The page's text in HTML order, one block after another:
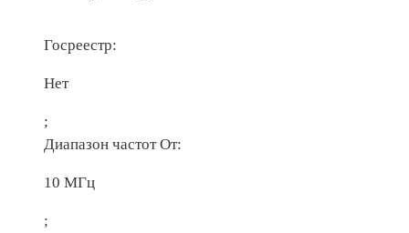
Госреестр:
Нет
;
Диапазон частот От:
10 МГц
;